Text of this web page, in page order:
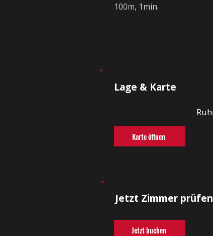
100m, 1min.
Lage & Karte
Karte öffnen
Jetzt Zimmer
Jetzt buchen